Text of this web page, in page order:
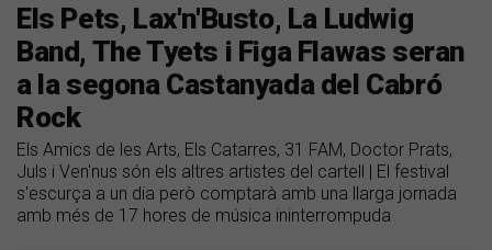
Els Pets, Lax'n'Busto, La Ludwig
Band, The Tyets i Figa Flawas seran
a la segona Castanyada del Cabró
Rock
Els Amics de les Arts, Els Catarres, 31 FAM, Doctor Prats,
Juls i Ven'nus són els altres artistes del cartell | El festival
s'escurça a un dia però comptarà amb una llarga jornada
amb més de 17 hores de música ininterrompuda